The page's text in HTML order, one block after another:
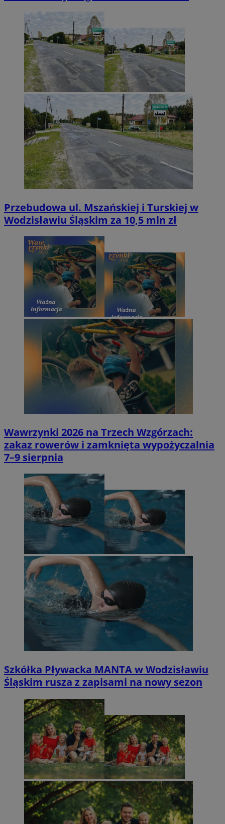
Przebudowa ul. Mszańskiej i Turskiej w
Wodzisławiu Śląskim za 10,5 mln zł
Wawrzynki 2026 na Trzech Wzgórzach:
zakaz rowerów i zamknięta wypożyczalnia
7–9 sierpnia
Szkółka Pływacka MANTA w Wodzisławiu
Śląskim rusza z zapisami na nowy sezon